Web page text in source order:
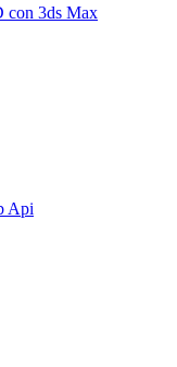
con 3ds Max
Api